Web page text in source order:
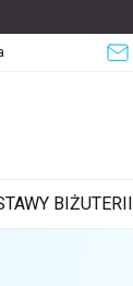
BIŻUTERII